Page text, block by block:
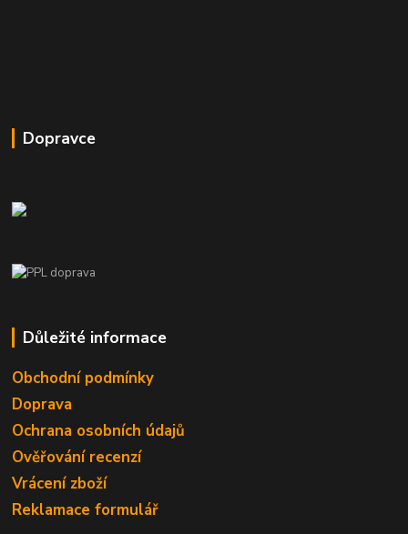
Dopravce
Důležité informace
Obchodní podmínky
Doprava
Ochrana osobních údajů
Ověřování recenzí
Vrácení zboží
Reklamace formulář